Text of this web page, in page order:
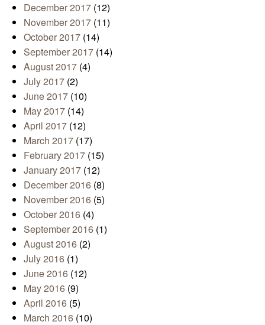
December 2017 (12)
November 2017 (11)
October 2017 (14)
September 2017 (14)
August 2017 (4)
July 2017 (2)
June 2017 (10)
May 2017 (14)
April 2017 (12)
March 2017 (17)
February 2017 (15)
January 2017 (12)
December 2016 (8)
November 2016 (5)
October 2016 (4)
September 2016 (1)
August 2016 (2)
July 2016 (1)
June 2016 (12)
May 2016 (9)
April 2016 (5)
March 2016 (10)